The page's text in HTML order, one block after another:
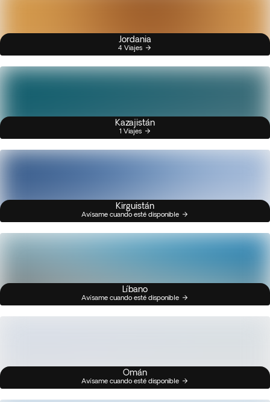
Jordania
4 Viajes
Kazajistán
1 Viajes
Kirguistán
Avísame cuando esté disponible
Líbano
Avísame cuando esté disponible
Omán
Avísame cuando esté disponible